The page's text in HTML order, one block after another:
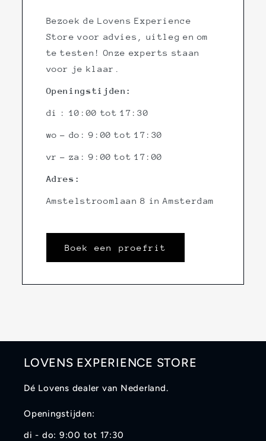
Bezoek de Lovens Experience
Store voor advies, uitleg en om
te testen! Onze experts staan
voor je klaar.
Openingstijden:
di : 10:00 tot 17:30
wo - do: 9:00 tot 17:30
vr - za: 9:00 tot 17:00
Adres:
Amstelstroomlaan 8 in Amsterdam
Boek een proefrit
LOVENS EXPERIENCE STORE
Dé Lovens dealer van Nederland.
Openingstijden:
di - do: 9:00 tot 17:30